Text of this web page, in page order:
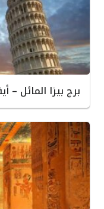
برج بيزا المائل –